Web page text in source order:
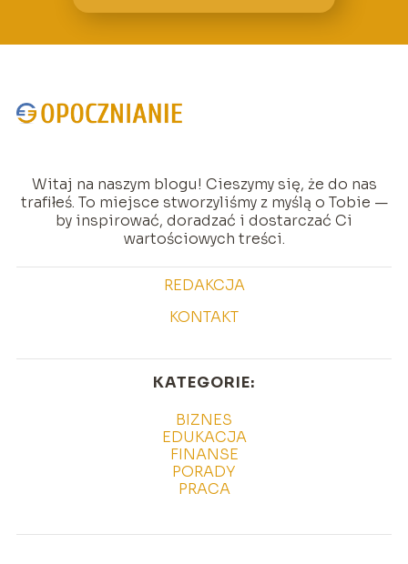
Witaj na naszym blogu! Cieszymy się, że do nas
trafiłeś. To miejsce stworzyliśmy z myślą o Tobie —
by inspirować, doradzać i dostarczać Ci
wartościowych treści.
REDAKCJA
KONTAKT
KATEGORIE:
BIZNES
EDUKACJA
FINANSE
PORADY
PRACA